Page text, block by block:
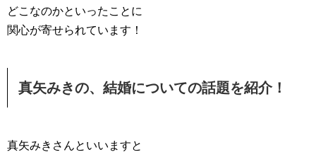
どこなのかといったことに
関心が寄せられています！
真矢みきの、結婚についての話題を紹介！
真矢みきさんといいますと